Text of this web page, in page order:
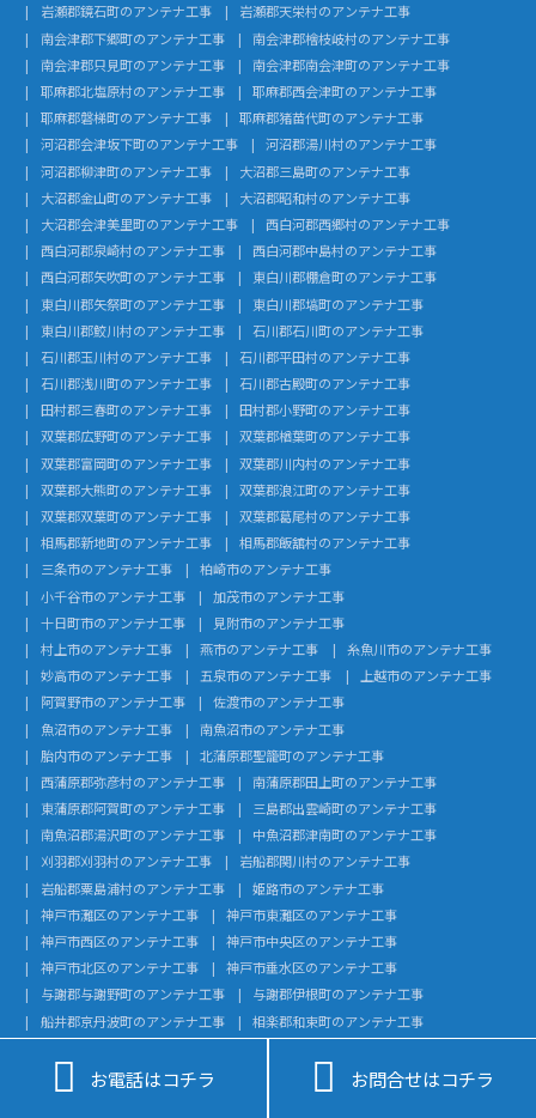
岩瀬郡鏡石町のアンテナ工事
岩瀬郡天栄村のアンテナ工事
南会津郡下郷町のアンテナ工事
南会津郡檜枝岐村のアンテナ工事
南会津郡只見町のアンテナ工事
南会津郡南会津町のアンテナ工事
耶麻郡北塩原村のアンテナ工事
耶麻郡西会津町のアンテナ工事
耶麻郡磐梯町のアンテナ工事
耶麻郡猪苗代町のアンテナ工事
河沼郡会津坂下町のアンテナ工事
河沼郡湯川村のアンテナ工事
河沼郡柳津町のアンテナ工事
大沼郡三島町のアンテナ工事
大沼郡金山町のアンテナ工事
大沼郡昭和村のアンテナ工事
大沼郡会津美里町のアンテナ工事
西白河郡西郷村のアンテナ工事
西白河郡泉崎村のアンテナ工事
西白河郡中島村のアンテナ工事
西白河郡矢吹町のアンテナ工事
東白川郡棚倉町のアンテナ工事
東白川郡矢祭町のアンテナ工事
東白川郡塙町のアンテナ工事
東白川郡鮫川村のアンテナ工事
石川郡石川町のアンテナ工事
石川郡玉川村のアンテナ工事
石川郡平田村のアンテナ工事
石川郡浅川町のアンテナ工事
石川郡古殿町のアンテナ工事
田村郡三春町のアンテナ工事
田村郡小野町のアンテナ工事
双葉郡広野町のアンテナ工事
双葉郡楢葉町のアンテナ工事
双葉郡富岡町のアンテナ工事
双葉郡川内村のアンテナ工事
双葉郡大熊町のアンテナ工事
双葉郡浪江町のアンテナ工事
双葉郡双葉町のアンテナ工事
双葉郡葛尾村のアンテナ工事
相馬郡新地町のアンテナ工事
相馬郡飯舘村のアンテナ工事
三条市のアンテナ工事
柏崎市のアンテナ工事
小千谷市のアンテナ工事
加茂市のアンテナ工事
十日町市のアンテナ工事
見附市のアンテナ工事
村上市のアンテナ工事
燕市のアンテナ工事
糸魚川市のアンテナ工事
妙高市のアンテナ工事
五泉市のアンテナ工事
上越市のアンテナ工事
阿賀野市のアンテナ工事
佐渡市のアンテナ工事
魚沼市のアンテナ工事
南魚沼市のアンテナ工事
胎内市のアンテナ工事
北蒲原郡聖籠町のアンテナ工事
西蒲原郡弥彦村のアンテナ工事
南蒲原郡田上町のアンテナ工事
東蒲原郡阿賀町のアンテナ工事
三島郡出雲崎町のアンテナ工事
南魚沼郡湯沢町のアンテナ工事
中魚沼郡津南町のアンテナ工事
刈羽郡刈羽村のアンテナ工事
岩船郡関川村のアンテナ工事
岩船郡粟島浦村のアンテナ工事
姫路市のアンテナ工事
神戸市灘区のアンテナ工事
神戸市東灘区のアンテナ工事
神戸市西区のアンテナ工事
神戸市中央区のアンテナ工事
神戸市北区のアンテナ工事
神戸市垂水区のアンテナ工事
与謝郡与謝野町のアンテナ工事
与謝郡伊根町のアンテナ工事
船井郡京丹波町のアンテナ工事
相楽郡和束町のアンテナ工事
南丹市のアンテナ工事
京丹後市のアンテナ工事
 お電話はコチラ  お問合せはコチラ